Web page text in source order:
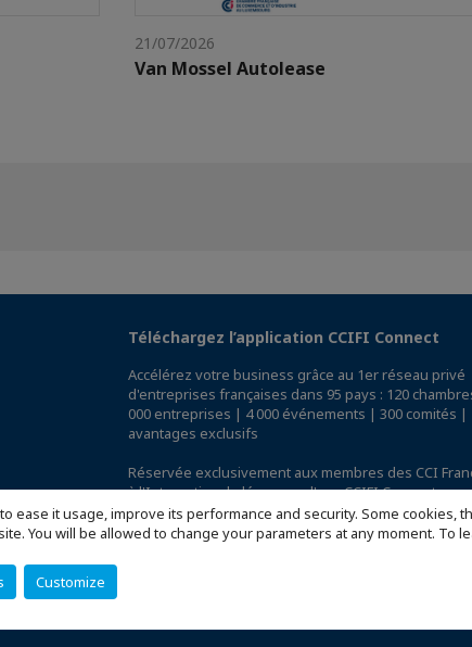
ease it usage, improve its performance and security. Some
You will be allowed to change your parameters at any moment. To
Customize
21/07/2026
Van Mossel Autolease
Téléchargez l’application CCIFI Connect
Accélérez votre business grâce au 1er réseau privé
d'entreprises françaises dans 95 pays : 120
000 entreprises | 4 000 événements | 300 comités |
avantages exclusifs
Réservée exclusivement aux membres des CCI
à l'International,découvrez l'app CCIFI Connect.